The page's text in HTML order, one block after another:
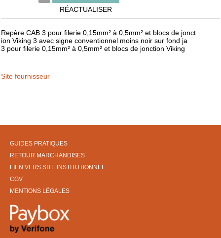
RÉACTUALISER
Repère CAB 3 pour filerie 0,15mm² à 0,5mm² et blocs de jonct
ion Viking 3 avec signe conventionnel moins noir sur fond ja
3 pour filerie 0,15mm² à 0,5mm² et blocs de jonction Viking
Site fournisseur
GUIDES PRATIQUES
RETOUR MARCHANDISES
LIEN VERS SITE INSTITUTIONNEL
CGV
MENTIONS LÉGALES